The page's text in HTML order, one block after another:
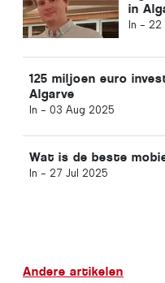
in
In - 22
125 miljoen euro
Algarve
In - 03 Aug 2025
Wat is de beste
In - 27 Jul 2025
Andere artikelen